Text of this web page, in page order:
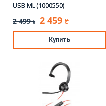
USB ML (1000550)
2 499 ₴ 2 459 ₴
Купить